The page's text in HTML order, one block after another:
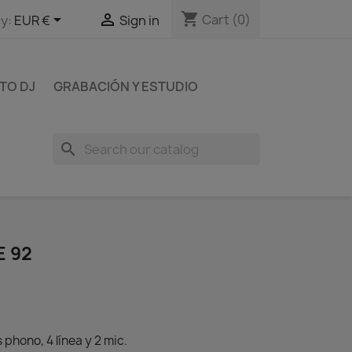
EUR €  Sign in shopping_cart Cart (0)
DJ
GRABACIÓN Y ESTUDIO
search
92
4 línea y 2 mic.